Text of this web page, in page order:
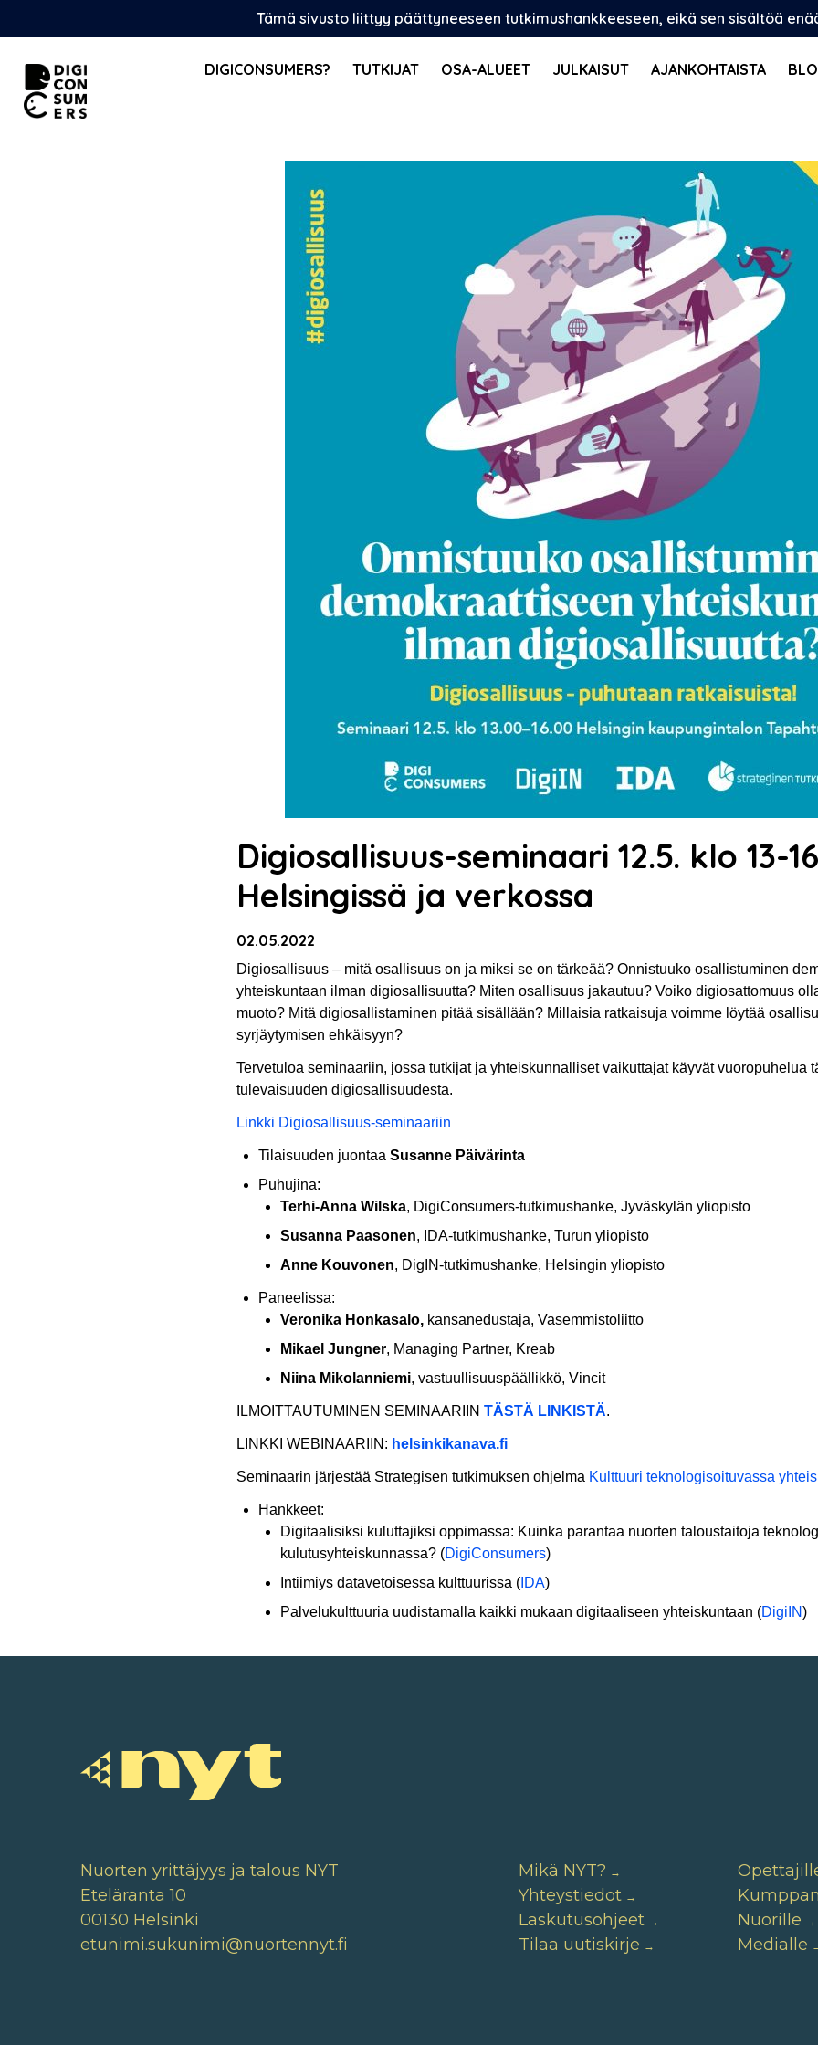
to
Tämä sivusto liittyy päättyneeseen tutkimushankkeeseen, eikä sen sisältöä
DIGICONSUMERS? TUTKIJAT OSA-ALUEET JULKAISUT AJANKOHTAISTA
Digiosallisuus-seminaari 12.5. klo 13-16
Helsingissä ja verkossa
02.05.2022
Digiosallisuus – mitä osallisuus on ja miksi se on tärkeää? Onnistuuko osallistuminen
yhteiskuntaan ilman digiosallisuutta? Miten osallisuus jakautuu? Voiko digiosattomuus
muoto? Mitä digiosallistaminen pitää sisällään? Millaisia ratkaisuja voimme löytää
syrjäytymisen ehkäisyyn?
Tervetuloa seminaariin, jossa tutkijat ja yhteiskunnalliset vaikuttajat käyvät vuoropuhelua
tulevaisuuden digiosallisuudesta.
Linkki Digiosallisuus-seminaariin
Tilaisuuden juontaa Susanne Päivärinta
Puhujina:
Terhi-Anna Wilska, DigiConsumers-tutkimushanke, Jyväskylän yliopisto
Susanna Paasonen, IDA-tutkimushanke, Turun yliopisto
Anne Kouvonen, DigIN-tutkimushanke, Helsingin yliopisto
Paneelissa:
Veronika Honkasalo, kansanedustaja, Vasemmistoliitto
Mikael Jungner, Managing Partner, Kreab
Niina Mikolanniemi, vastuullisuuspäällikkö, Vincit
ILMOITTAUTUMINEN SEMINAARIIN TÄSTÄ LINKISTÄ.
LINKKI WEBINAARIIN: helsinkikanava.fi
Seminaarin järjestää Strategisen tutkimuksen ohjelma Kulttuuri teknologisoituvassa
Hankkeet:
Digitaalisiksi kuluttajiksi oppimassa: Kuinka parantaa nuorten taloustaitoja
kulutusyhteiskunnassa? (DigiConsumers)
Intiimiys datavetoisessa kulttuurissa (IDA)
Palvelukulttuuria uudistamalla kaikki mukaan digitaaliseen yhteiskuntaan (DigiIN)
Nuorten yrittäjyys ja talous NYT
Eteläranta 10
00130 Helsinki
etunimi.sukunimi@nuortennyt.fi
Mikä NYT?
Yhteystiedot
Laskutusohjeet
Tilaa uutiskirje
Nuorille
Medialle